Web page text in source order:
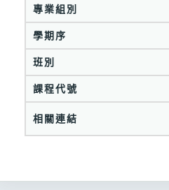
專業組別
學期序
班別
課程代號
相關連結